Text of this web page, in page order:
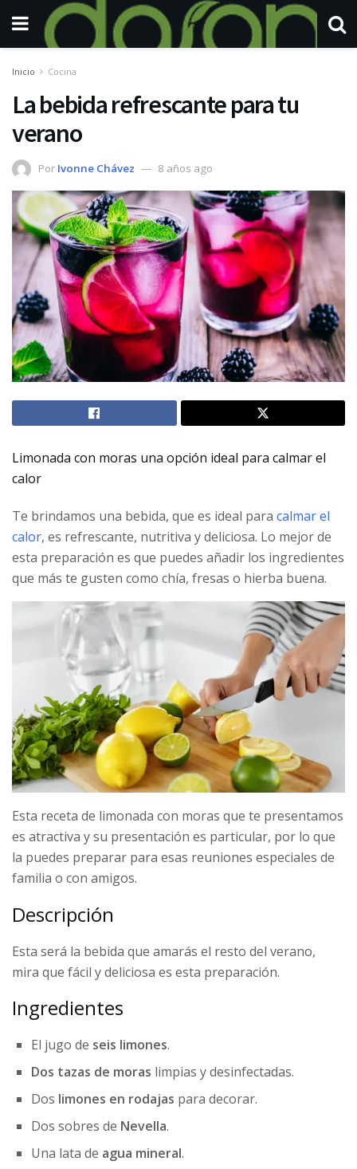
Inicio Cocina
La bebida refrescante para tu
verano
Por Ivonne Chávez 8 años ago
Limonada con moras una opción ideal para calmar el
calor
Te brindamos una bebida, que es ideal para calmar el
calor, es refrescante, nutritiva y deliciosa. Lo mejor de
esta preparación es que puedes añadir los ingredientes
que más te gusten como chía, fresas o hierba buena.
Esta receta de limonada con moras que te presentamos
es atractiva y su presentación es particular, por lo que
la puedes preparar para esas reuniones especiales de
familia o con amigos.
Descripción
Esta será la bebida que amarás el resto del verano,
mira que fácil y deliciosa es esta preparación.
Ingredientes
El jugo de seis limones.
Dos tazas de moras limpias y desinfectadas.
Dos limones en rodajas para decorar.
Dos sobres de Nevella.
Una lata de agua mineral.